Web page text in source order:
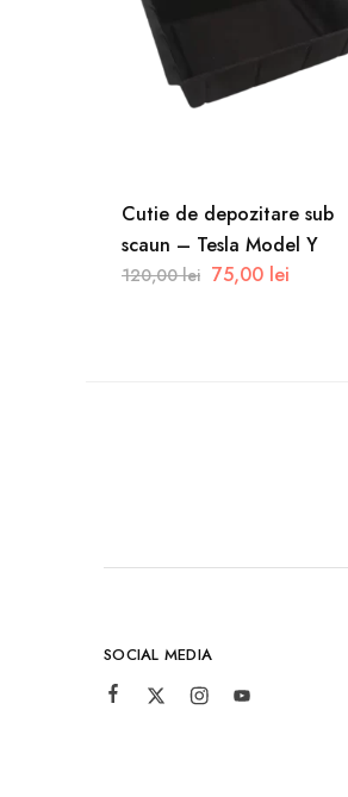
Cutie de depozitare sub
scaun – Tesla Model Y
120,00lei 75,00 lei
SOCIAL MEDIA